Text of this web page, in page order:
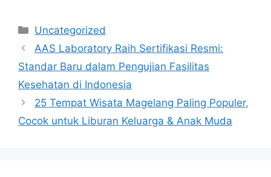
Kategori
Uncategorized
AAS Laboratory Raih Sertifikasi Resmi:
Standar Baru dalam Pengujian Fasilitas
Kesehatan di Indonesia
25 Tempat Wisata Magelang Paling Populer,
Cocok untuk Liburan Keluarga & Anak Muda